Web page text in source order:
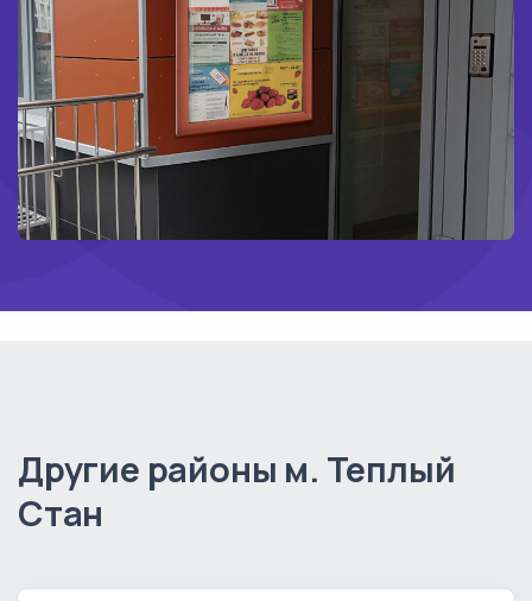
Другие районы м. Теплый
Стан